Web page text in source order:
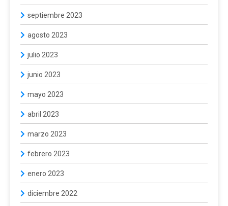
septiembre 2023
agosto 2023
julio 2023
junio 2023
mayo 2023
abril 2023
marzo 2023
febrero 2023
enero 2023
diciembre 2022